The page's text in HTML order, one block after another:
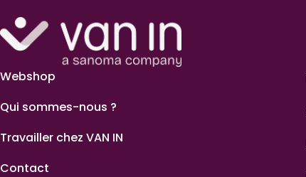
Webshop
Qui sommes-nous ?
Travailler chez VAN IN
Contact